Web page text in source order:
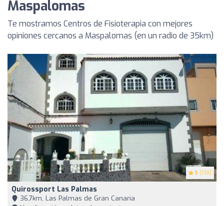
Maspalomas
Te mostramos Centros de Fisioterapia con mejores
opiniones cercanos a Maspalomas (en un radio de 35km)
5 (178)
Quirossport Las Palmas
36,7km, Las Palmas de Gran Canaria